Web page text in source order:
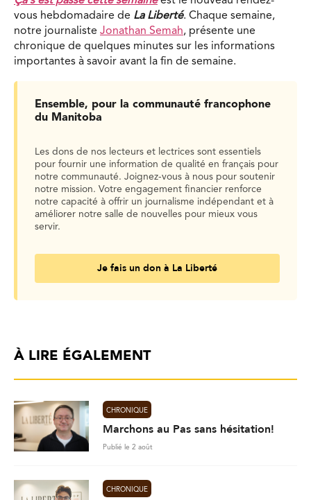
vous hebdomadaire de La Liberté. Chaque semaine,
notre journaliste Jonathan Semah, présente une
chronique de quelques minutes sur les informations
importantes à savoir avant la fin de semaine.
Ensemble, pour la communauté francophone
du Manitoba
Les dons de nos lecteurs et lectrices sont essentiels
pour fournir une information de qualité en français pour
notre communauté. Joignez-vous à nous pour soutenir
notre mission. Votre engagement financier renforce
notre capacité à offrir un journalisme indépendant et à
améliorer notre salle de nouvelles pour mieux vous
servir.
Je fais un don à La Liberté
À LIRE ÉGALEMENT
CHRONIQUE
Marchons au Pas sans hésitation!
Publié le 2 août
CHRONIQUE